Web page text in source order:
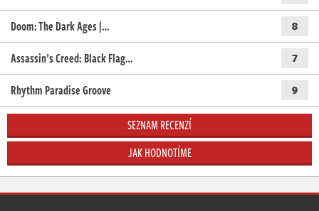
Doom: The Dark Ages |… 8
Assassin’s Creed: Black Flag… 7
Rhythm Paradise Groove 9
SEZNAM RECENZÍ
JAK HODNOTÍME